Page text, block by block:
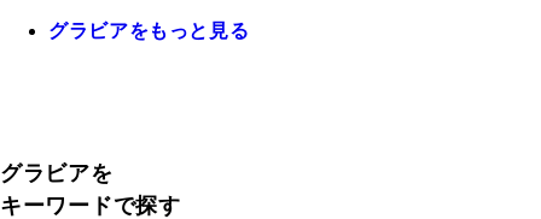
グラビアをもっと見る
グラビアを
キーワードで探す